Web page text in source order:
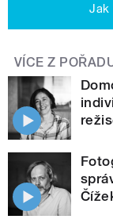
Jak
VÍCE Z